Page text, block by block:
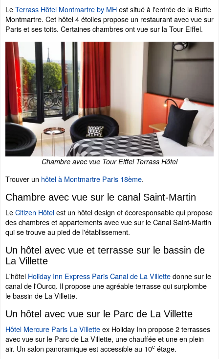
LeTerrass Hôtel Montmartre by MHest situé à l'entrée de la Butte
Montmartre. Cet hôtel 4 étoiles propose un restaurant avec vue sur
Paris et ses toits. Certaines chambres ont vue sur la Tour Eiffel.
Chambre avec vue Tour Eiffel Terrass Hôtel
Trouver un hôtel à Montmartre Paris 18ème.
Chambre avec vue sur le canal Saint-Martin
LeCitizen Hôtelest un hôtel design et écoresponsable qui propose
des chambres et appartements avec vue sur le Canal Saint-Martin
qui se trouve au pied de l'établissement.
Un hôtel avec vue et terrasse sur le bassin de
La Villette
L'hôtel Holiday Inn Express Paris Canal de La Villettedonne sur le
canal de l'Ourcq. Il propose une agréable terrasse qui surplombe
le bassin de La Villette.
Un hôtel avec vue sur le Parc de La Villette
Hôtel Mercure Paris La Villetteex Holiday Inn propose 2 terrasses
avec vue sur le Parc de La Villette, une chauffée et une en plein
air. Un salon panoramique est accessible au 10e étage.